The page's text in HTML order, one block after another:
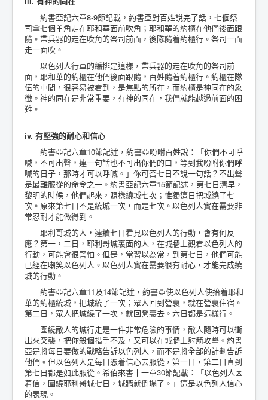
約書亞記六章8-9節記載，約書亞對百姓說完了話，七個祭
司拿七個羊角走在耶和華面前吹角；耶和華的約櫃在他們後面跟
隨。帶兵器的走在吹角的祭司前面，後隊隨着約櫃行。祭司一面
走一面吹。
以色列人行軍的編排是這樣，帶兵器的走在吹角的祭司前
面，耶和華的約櫃在他們後面跟隨，百姓隨着約櫃行。約櫃在隊
伍的中間，很容易被看到，是焦點的所在，而約櫃是神同在的象
徵。神的同在是非常重要，有神的同在，我們就能越過前面的困
難。
iv. 有堅強的耐心和信心
約書亞記六章10節記述，約書亞吩咐百姓說：「你們不可呼
喊，不可出聲，連一句話也不可出你們的口，等到我吩咐你們呼
喊的日子，那時才可以呼喊。」你可否七日不說一句話？不出聲
是最難服從的命令之一。約書亞記六章15節記述，第七日清早，
黎明的時候，他們起來，照樣繞城七次；惟獨這日把城繞了七
次。原來第七日不是繞城一次，而是七次。以色列人實在需要非
常忍耐才能做得到。
耶利哥城的人，連續七日看見以色列人的行動，會有何反
應？第一，二日，耶利哥城裏面的人，在城牆上觀看以色列人的
行動，可能會很害怕。但是，當習以為常，到第七日，他們可能
已經在嘲笑以色列人。以色列人實在需要很有耐心，才能完成繞
城的行動。
約書亞記六章11及14節記述，約書亞使以色列人使抬着耶和
華的約櫃繞城，把城繞了一次；眾人回到營裏，就在營裏住宿。
第二日，眾人把城繞了一次，就回營裏去。六日都是這樣行。
圍繞敵人的城行走是一件非常危險的事情，敵人隨時可以衝
出來突襲，把你殺個措手不及，又可以在城牆上射箭攻擊。約書
亞是將每日要做的戰略告訴以色列人，而不是將全部的計劃告訴
他們。但以色列人是每日憑着信心去服從，第一日，第二日直到
第七日都是如此服從。希伯來書十一章30節記載：「以色列人因
着信，圍繞耶利哥城七日，城牆就倒塌了。」這是以色列人信心
的表現。